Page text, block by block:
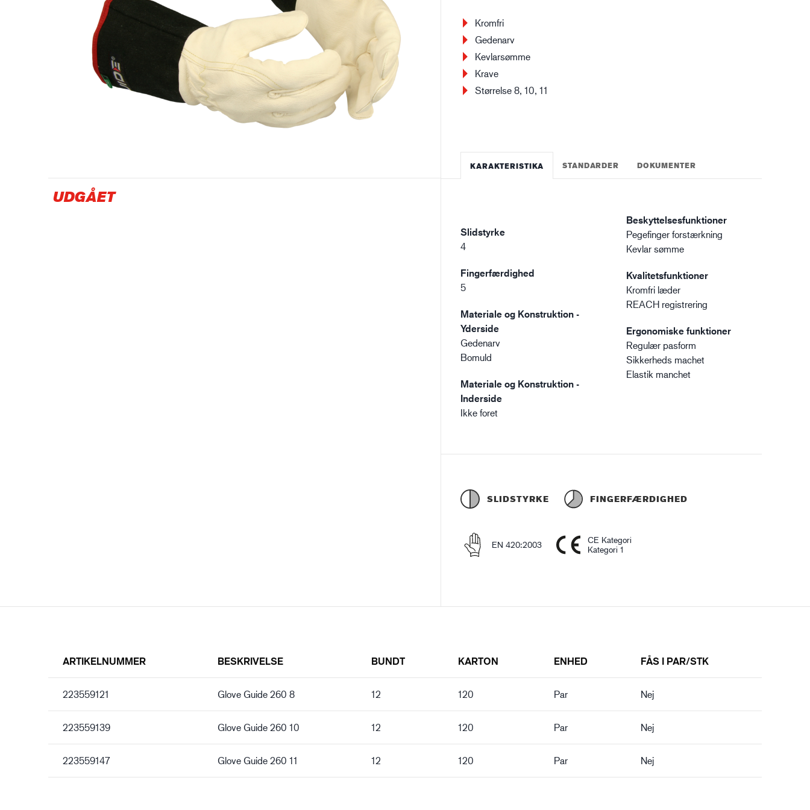
Olie- og gasindustrien Bygge- og anlægsvirksomhed
UDGÅET
Kromfri
Gedenarv
Kevlarsømme
Krave
Størrelse 8, 10, 11
KARAKTERISTIKA STANDARDER DOKUMENTER
Slidstyrke
4
Fingerfærdighed
5
Materiale og Konstruktion -
Yderside
Gedenarv
Bomuld
Materiale og Konstruktion -
Inderside
Ikke foret
Beskyttelsesfunktioner
Pegefinger forstærkning
Kevlar sømme
Kvalitetsfunktioner
Kromfri læder
REACH registrering
Ergonomiske funktioner
Regulær pasform
Sikkerheds machet
Elastik manchet
SLIDSTYRKE FINGERFÆRDIGHED
EN 420:2003
CE Kategori
Kategori 1
ARTIKELNUMMER BESKRIVELSE BUNDT KARTON ENHED FÅS I PAR/STK
223559121 Glove Guide 260 8 12 120 Par Nej
223559139 Glove Guide 260 10 12 120 Par Nej
223559147 Glove Guide 260 11 12 120 Par Nej